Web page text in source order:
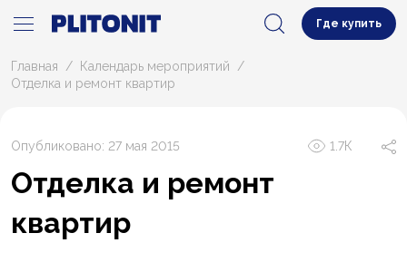
Где купить
Главная
Календарь мероприятий
Отделка и ремонт квартир
Опубликовано: 27 мая 2015 1.7К
Отделка и ремонт
квартир